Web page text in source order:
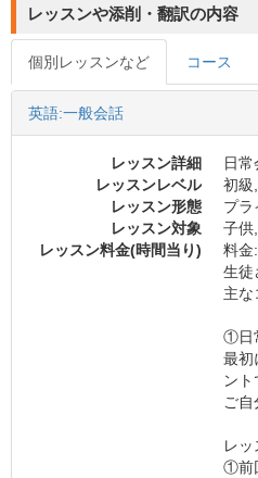
レッスンや添削・翻訳の内容
個別レッスンなど コース
英語:一般会話
レッスン詳細
日
レッスンレベル
初級
レッスン形態
プラ
レッスン対象
子供
レッスン料金(時間当り)
料金
生徒
主な
①日
最初
ント
ご
レ
①前